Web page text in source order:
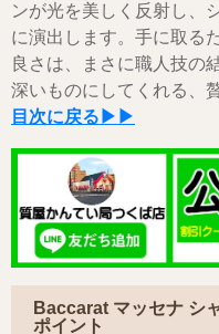
ンが光を美しく反射し、
に演出します。手に取る
良さは、まさに職人技の
深いものにしてくれる、
目次に戻る▶▶
Baccarat マッセナ シ
ポイント